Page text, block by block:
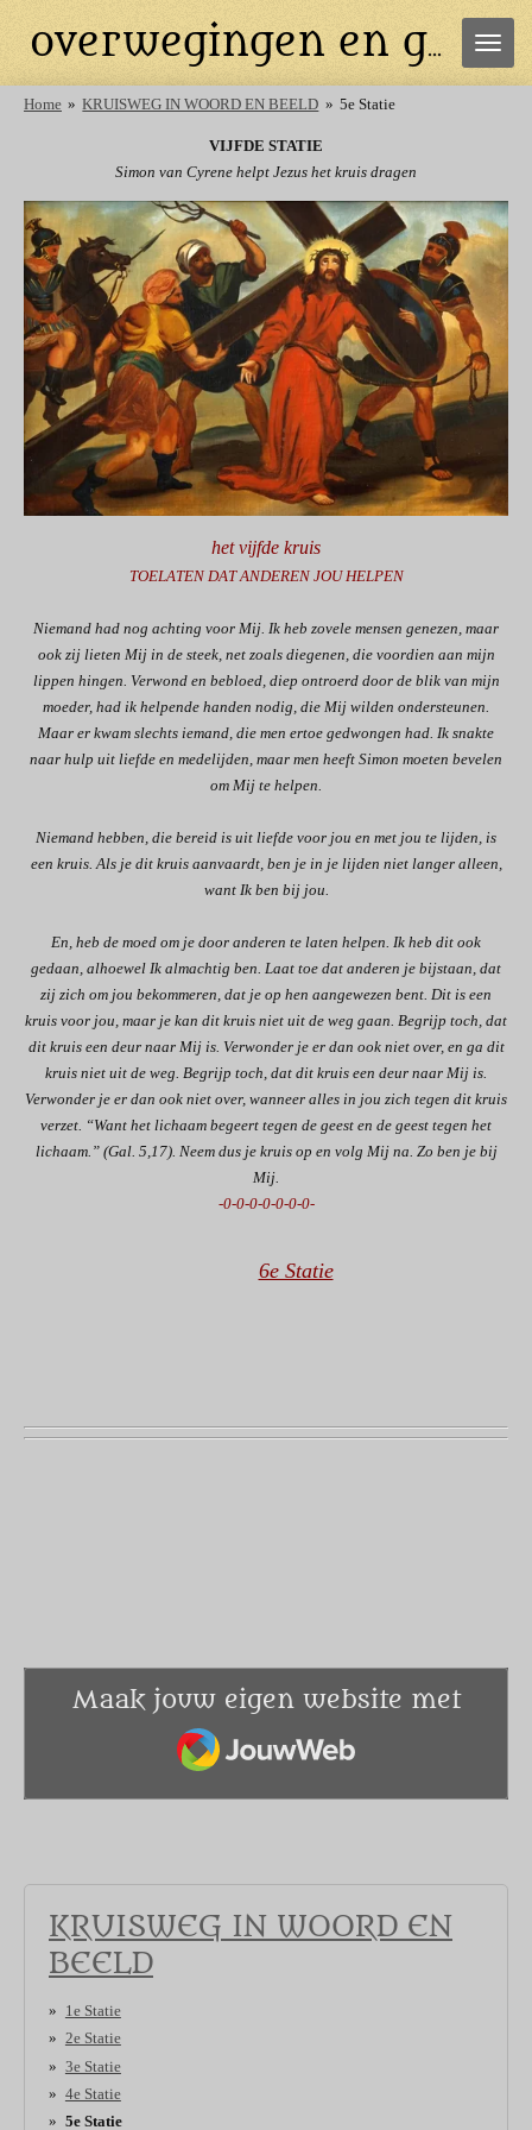
direct
de
overwegingen en gebeden
Home » KRUISWEG IN WOORD EN BEELD » 5e Statie
VIJFDE STATIE
Simon van Cyrene helpt Jezus het kruis dragen
het vijfde kruis
TOELATEN DAT ANDEREN JOU HELPEN
Niemand had nog achting voor Mij. Ik heb zovele mensen genezen, maar
ook zij lieten Mij in de steek, net zoals diegenen, die voordien aan mijn
lippen hingen. Verwond en bebloed, diep ontroerd door de blik van mijn
moeder, had ik helpende handen nodig, die Mij wilden ondersteunen.
Maar er kwam slechts iemand, die men ertoe gedwongen had. Ik snakte
naar hulp uit liefde en medelijden, maar men heeft Simon moeten bevelen
om Mij te helpen.
Niemand hebben, die bereid is uit liefde voor jou en met jou te lijden, is
een kruis. Als je dit kruis aanvaardt, ben je in je lijden niet langer alleen,
want Ik ben bij jou.
En, heb de moed om je door anderen te laten helpen. Ik heb dit ook
gedaan, alhoewel Ik almachtig ben. Laat toe dat anderen je bijstaan, dat
zij zich om jou bekommeren, dat je op hen aangewezen bent. Dit is een
kruis voor jou, maar je kan dit kruis niet uit de weg gaan. Begrijp toch, dat
dit kruis een deur naar Mij is. Verwonder je er dan ook niet over, en ga dit
kruis niet uit de weg. Begrijp toch, dat dit kruis een deur naar Mij is.
Verwonder je er dan ook niet over, wanneer alles in jou zich tegen dit kruis
verzet. “Want het lichaam begeert tegen de geest en de geest tegen het
lichaam.” (Gal. 5,17). Neem dus je kruis op en volg Mij na. Zo ben je bij
Mij.
-0-0-0-0-0-0-0-
6e Statie
Maak jouw eigen website met
JouwWeb
KRUISWEG IN WOORD EN
BEELD
1e Statie
2e Statie
3e Statie
4e Statie
5e Statie